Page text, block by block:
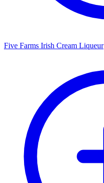
Five Farms Irish Cream Liqueur